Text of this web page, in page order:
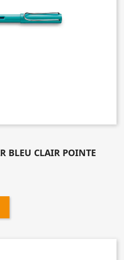
BLEU CLAIR POINTE